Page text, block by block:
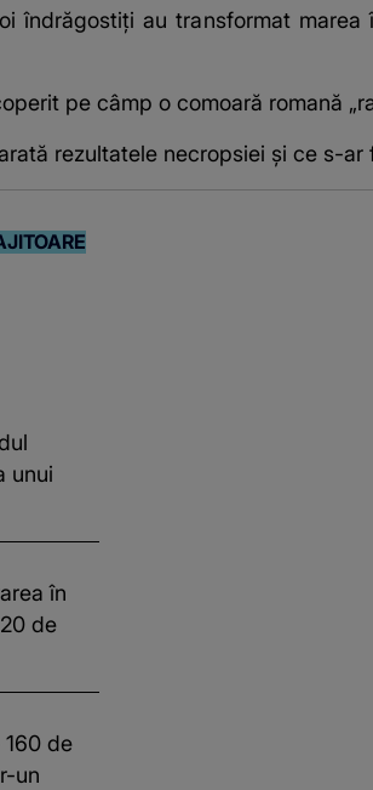
îndrăgostiți au transformat
pe câmp o comoară romană
rezultatele necropsiei și ce s-
unui
în
de
de
un